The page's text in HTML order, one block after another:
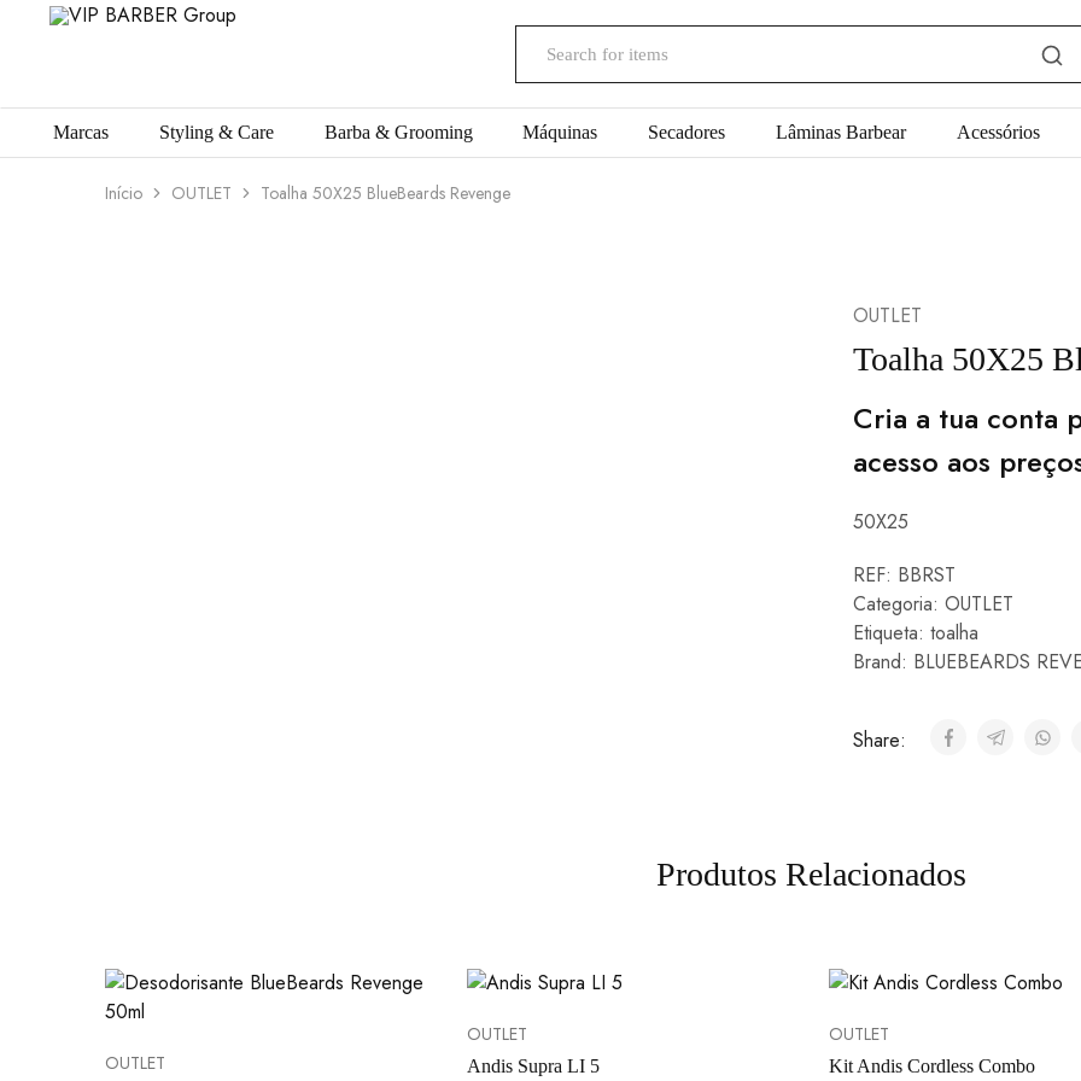
Marcas Styling & Care Barba & Grooming Máquinas Secadores Lâminas Barbear Acessórios
Início OUTLET Toalha 50X25 BlueBeards Revenge
OUTLET
Toalha 50X25
Cria a tua conta
acesso aos
50X25
REF: BBRST
Categoria: OUTLET
Etiqueta: toalha
Brand: BLUEBEARDS
Share:
Produtos Relacionados
OUTLET
OUTLET
Andis Supra LI 5
OUTLET
Kit Andis Cordless Combo